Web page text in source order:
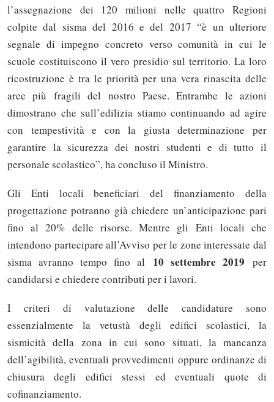
l’assegnazione dei 120 milioni nelle quattro Regioni
colpite dal sisma del 2016 e del 2017 “è un ulteriore
segnale di impegno concreto verso comunità in cui le
scuole costituiscono il vero presidio sul territorio. La loro
ricostruzione è tra le priorità per una vera rinascita delle
aree più fragili del nostro Paese. Entrambe le azioni
dimostrano che sull’edilizia stiamo continuando ad agire
con tempestività e con la giusta determinazione per
garantire la sicurezza dei nostri studenti e di tutto il
personale scolastico”, ha concluso il Ministro.
Gli Enti locali beneficiari del finanziamento della
progettazione potranno già chiedere un’anticipazione pari
fino al 20% delle risorse. Mentre gli Enti locali che
intendono partecipare all’Avviso per le zone interessate dal
sisma avranno tempo fino al 10 settembre 2019 per
candidarsi e chiedere contributi per i lavori.
I criteri di valutazione delle candidature sono
essenzialmente la vetustà degli edifici scolastici, la
sismicità della zona in cui sono situati, la mancanza
dell’agibilità, eventuali provvedimenti oppure ordinanze di
chiusura degli edifici stessi ed eventuali quote di
cofinanziamento.